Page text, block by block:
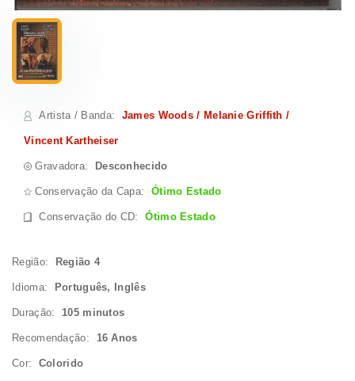
Artista / Banda: James Woods / Melanie Griffith /
Vincent Kartheiser
Gravadora: Desconhecido
Conservação da Capa: Ótimo Estado
Conservação do CD:Ótimo Estado
Região: Região 4
Idioma: Português, Inglês
Duração: 105 minutos
Recomendação: 16 Anos
Cor: Colorido